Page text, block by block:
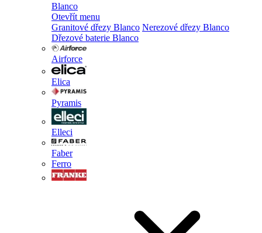
Blanco
Otevřít menu
Granitové dřezy Blanco Nerezové dřezy Blanco
Dřezové baterie Blanco
Airforce
Elica
Pyramis
Elleci
Faber
Ferro